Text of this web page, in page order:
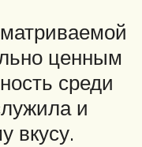
ценным
среди
и
вкусу.